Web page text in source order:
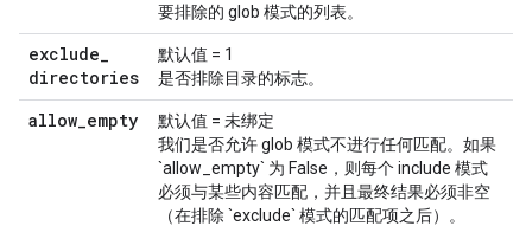
要排除的 glob 模式的列表。
exclude_
directories
默认值 = 1
是否排除目录的标志。
allow_empty
默认值 = 未绑定
我们是否允许 glob 模式不进行任何匹配。如果
`allow_empty` 为 False，则每个 include 模式
必须与某些内容匹配，并且最终结果必须非空
（在排除 `exclude` 模式的匹配项之后）。